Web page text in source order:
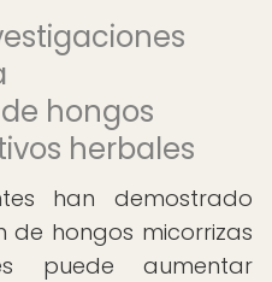
hongos
herbales
han demostrado
de hongos micorrizas
puede aumentar